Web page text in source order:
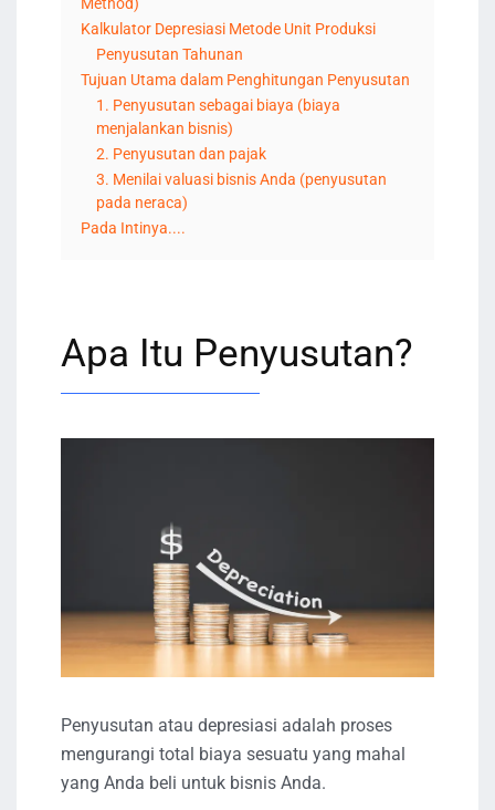
Method)
Kalkulator Depresiasi Metode Unit Produksi
Penyusutan Tahunan
Tujuan Utama dalam Penghitungan Penyusutan
1. Penyusutan sebagai biaya (biaya
menjalankan bisnis)
2. Penyusutan dan pajak
3. Menilai valuasi bisnis Anda (penyusutan
pada neraca)
Pada Intinya....
Apa Itu Penyusutan?
Penyusutan atau depresiasi adalah proses
mengurangi total biaya sesuatu yang mahal
yang Anda beli untuk bisnis Anda.